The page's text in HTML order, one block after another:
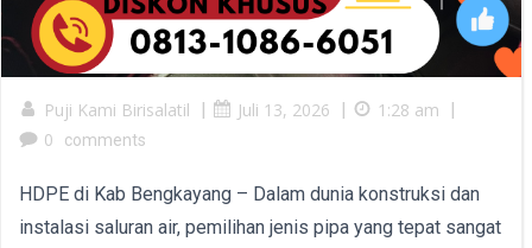
Puji Kami Birisalatil | Juli 13, 2026 | 1:28 am
|
0
comments
HDPE di Kab Bengkayang – Dalam dunia konstruksi dan
instalasi saluran air, pemilihan jenis pipa yang tepat sangat